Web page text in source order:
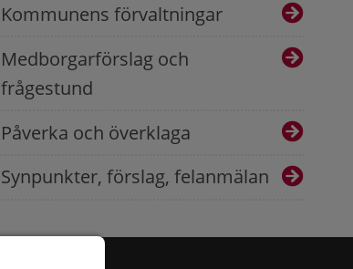
Kommunens förvaltningar
Medborgarförslag och
frågestund
Påverka och överklaga
Synpunkter, förslag, felanmälan